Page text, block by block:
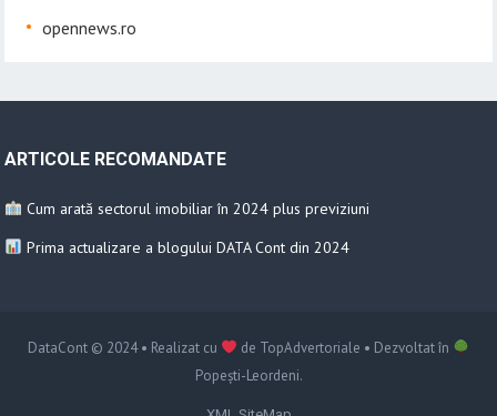
opennews.ro
ARTICOLE RECOMANDATE
Cum arată sectorul imobiliar în 2024 plus previziuni
Prima actualizare a blogului DATA Cont din 2024
DataCont © 2024 • Realizat cu de TopAdvertoriale • Dezvoltat în
Popești-Leordeni.